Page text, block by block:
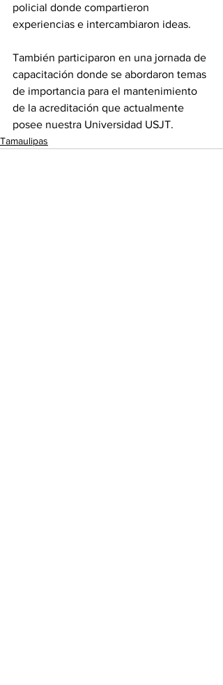
policial donde compartieron
experiencias e intercambiaron ideas.
También participaron en una jornada de
capacitación donde se abordaron temas
de importancia para el mantenimiento
de la acreditación que actualmente
posee nuestra Universidad USJT.
Tamaulipas